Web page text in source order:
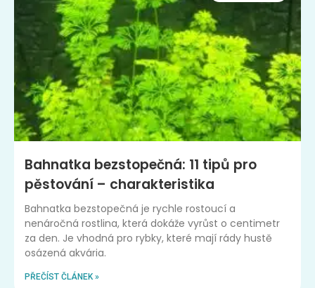
Bahnatka bezstopečná: 11 tipů pro
pěstování – charakteristika
Bahnatka bezstopečná je rychle rostoucí a
nenáročná rostlina, která dokáže vyrůst o centimetr
za den. Je vhodná pro rybky, které mají rády hustě
osázená akvária.
PŘEČÍST ČLÁNEK »